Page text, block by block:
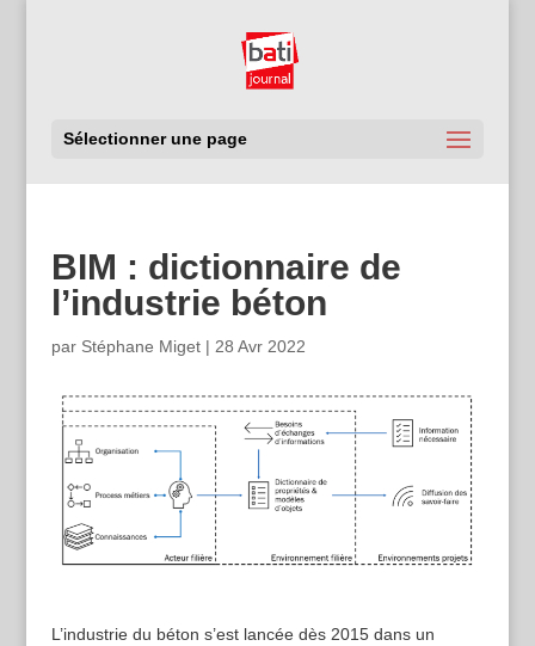
Sélectionner une page
BIM : dictionnaire de
l’industrie béton
par Stéphane Miget| 28 Avr 2022
L’industrie du béton s’est lancée dès 2015 dans un